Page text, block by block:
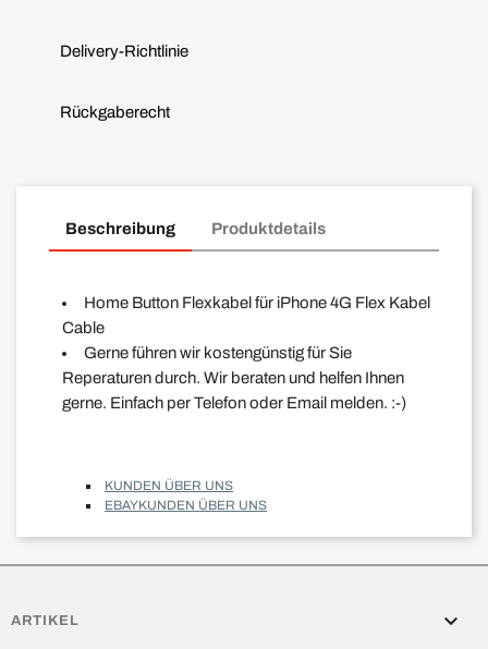
Delivery-Richtlinie
Rückgaberecht
Beschreibung Produktdetails
Home Button Flexkabel für iPhone 4G Flex Kabel
Cable
Gerne führen wir kostengünstig für Sie
Reperaturen durch. Wir beraten und helfen Ihnen
gerne. Einfach per Telefon oder Email melden. :-)
KUNDEN ÜBER UNS
EBAYKUNDEN ÜBER UNS
ARTIKEL 